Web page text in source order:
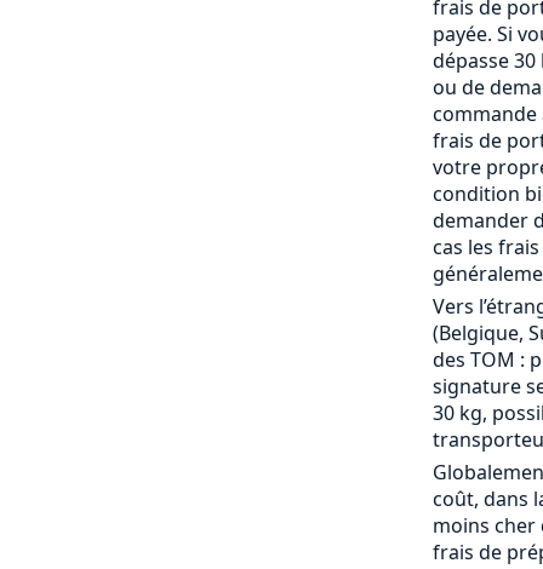
frais de
payée. Si
dépasse
ou de
commande
frais de
votre
condition
demander
cas les
Vers
(Belgique,
des TOM :
signature
30 kg,
coût, dans
moins cher
frais de